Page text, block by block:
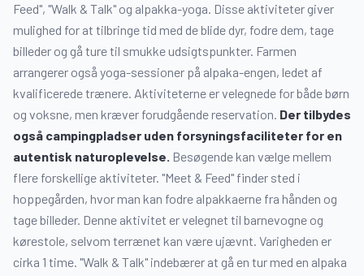
Feed", "Walk & Talk" og alpakka-yoga. Disse aktiviteter giver
mulighed for at tilbringe tid med de blide dyr, fodre dem, tage
billeder og gå ture til smukke udsigtspunkter. Farmen
arrangerer også yoga-sessioner på alpaka-engen, ledet af
kvalificerede trænere. Aktiviteterne er velegnede for både børn
og voksne, men kræver forudgående reservation. Der tilbydes
også campingpladser uden forsyningsfaciliteter for en
autentisk naturoplevelse. Besøgende kan vælge mellem
flere forskellige aktiviteter. "Meet & Feed" finder sted i
hoppegården, hvor man kan fodre alpakkaerne fra hånden og
tage billeder. Denne aktivitet er velegnet til barnevogne og
kørestole, selvom terrænet kan være ujævnt. Varigheden er
cirka 1 time. "Walk & Talk" indebærer at gå en tur med en alpaka